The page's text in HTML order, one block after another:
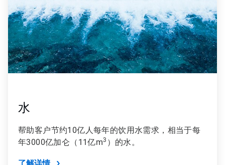
水
帮助客户节约10亿人每年的饮用水需求，相当于每
年3000亿加仑（11亿m3 ）的水。